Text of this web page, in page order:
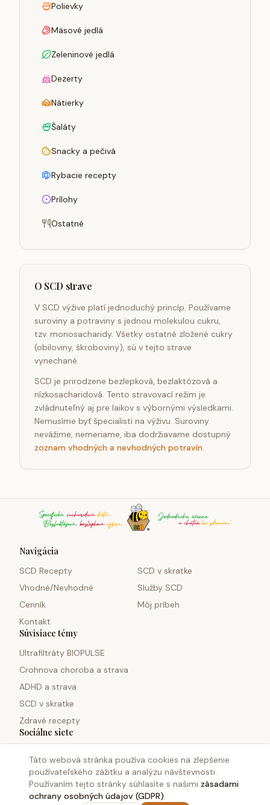
Táto webová stránka používa cookies na zlepšenie
používateľského zážitku a analýzu návštevnosti.
Používaním tejto stránky súhlasíte s našimi zásadami
ochrany osobných údajov (GDPR).
Polievky
Mäsové jedlá
Zeleninové jedlá
Dezerty
Nátierky
Šaláty
Snacky a pečivá
Rybacie recepty
Prílohy
Ostatné
O SCD strave
V SCD výžive platí jednoduchý princíp. Používame
suroviny a potraviny s jednou molekulou cukru,
tzv. monosacharidy. Všetky ostatné zložené cukry
(obiloviny, škroboviny), sú v tejto strave
vynechané.
SCD je prirodzene bezlepková, bezlaktózová a
nízkosacharidová. Tento stravovací režim je
zvládnuteľný aj pre laikov s výbornými výsledkami.
Nemusíme byť špecialisti na výživu. Suroviny
nevážime, nemeriame, iba dodržiavame dostupný
zoznam vhodných a nevhodných potravín.
Navigácia
SCD Recepty
SCD v skratke
Vhodné/Nevhodné
Služby SCD
Cenník
Môj príbeh
Kontakt
Súvisiace témy
Ultrafiltráty BIOPULSE
Crohnova choroba a strava
ADHD a strava
SCD v skratke
Zdravé recepty
Sociálne siete
©2026Monosacharid.sk. Všetky práva vyhradené.